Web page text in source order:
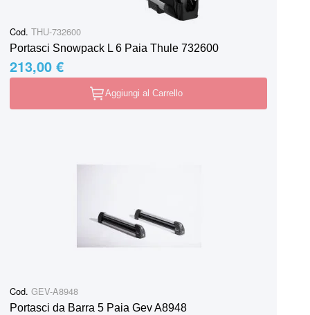
Cod. THU-732600
Portasci Snowpack L 6 Paia Thule 732600
213,00 €
Aggiungi al Carrello
Cod. GEV-A8948
Portasci da Barra 5 Paia Gev A8948